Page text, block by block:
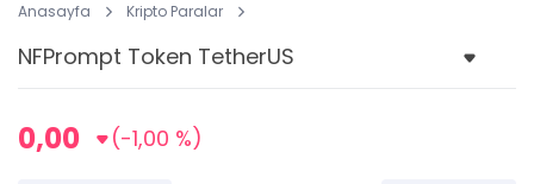
Anasayfa Kripto Paralar
0,00 (-1,00 %)